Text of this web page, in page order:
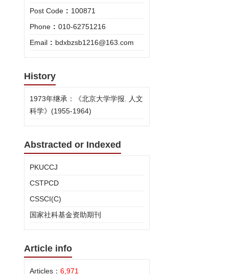
Post Code : 100871
Phone : 010-62751216
Email : bdxbzsb1216@163.com
History
1973年继承：《北京大学学报. 人文
科学》(1955-1964)
Abstracted or Indexed
PKUCCJ
CSTPCD
CSSCI(C)
国家社科基金资助期刊
Article info
Articles： 6,971